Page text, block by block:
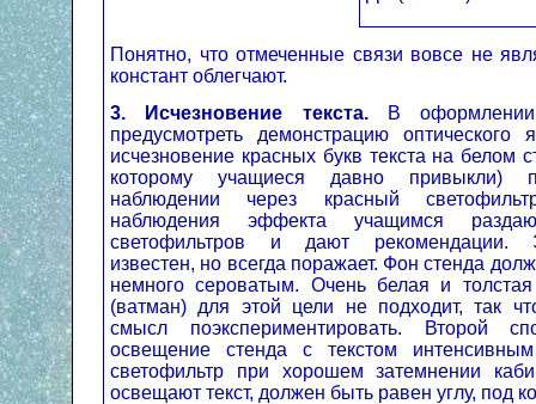
Понятно, что отмеченные связи вовсе не
констант облегчают.
3.
Исчезновение текста.
В оформлении
предусмотреть демонстрацию оптического
исчезновение красных букв текста на белом
которому учащиеся давно привыкли)
наблюдении через красный
наблюдения эффекта учащимся
светофильтров и дают рекомендации.
известен, но всегда поражает. Фон стенда
немного сероватым. Очень белая и
(ватман) для этой цели не подходит, так
смысл поэкспериментировать. Второй
освещение стенда с текстом
светофильтр при хорошем затемнении
освещают текст, должен быть равен углу, под